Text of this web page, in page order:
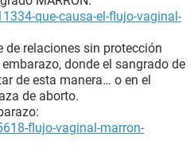
que-causa-el-flujo-vaginal-
de relaciones sin protección
donde el sangrado de
de esta manera… o en el
de aborto.
flujo-vaginal-marron-